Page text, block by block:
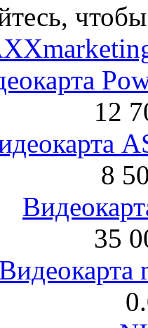
12
8
35
Видеокарта